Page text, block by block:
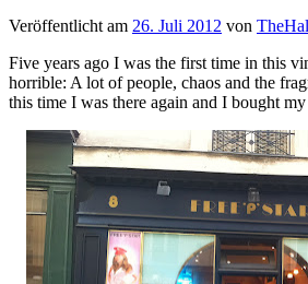
Veröffentlicht am 26. Juli 2012 von
Five years ago I was the first time in this
horrible: A lot of people, chaos and the
this time I was there again and I bought